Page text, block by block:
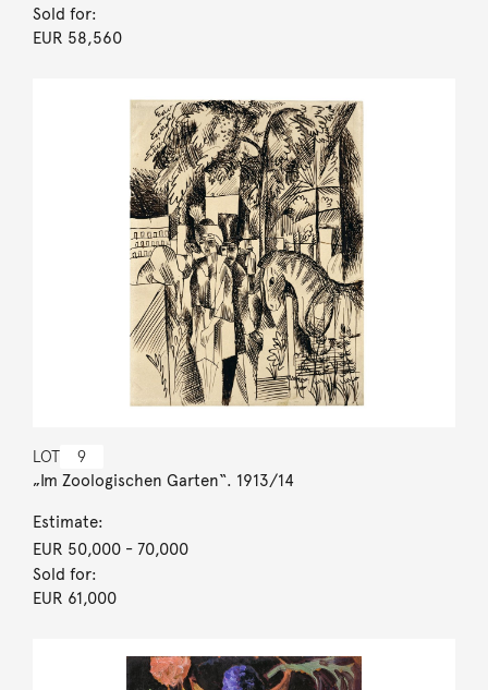
Sold for:
EUR 58,560
LOT 9
„Im Zoologischen Garten“. 1913/14
Estimate:
EUR 50,000- 70,000
Sold for:
EUR 61,000